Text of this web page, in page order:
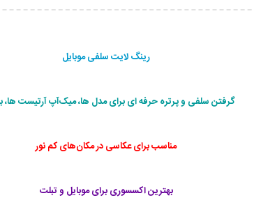
رینگ لایت سلفی موبایل
گرفتن سلفی و پرتره حرفه ای برای مدل ها، میک‌آپ آرتیست ها،
مناسب برای عکاسی در مکان‌های کم نور
بهترین اکسسوری برای موبایل و تبلت